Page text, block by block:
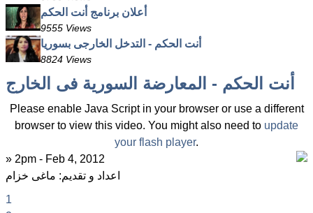
أعلان برنامج أنت الحكم
9555 Views
أنت الحكم - التدخل الخارجى بسوريا
8824 Views
أنت الحكم - المعارضة السورية فى الخارج
Please enable Java Script in your browser or use a different
browser to view this video. You might also need to update
your flash player.
» 2pm - Feb 4, 2012
اعداد و تقديم: ماغى خزام
1